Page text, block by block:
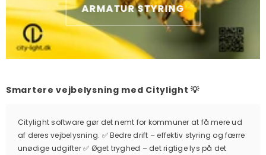
ARMATUR STYRING
Smartere vejbelysning med Citylight 💡
Citylight software gør det nemt for kommuner at få mere ud
af deres vejbelysning. ✅ Bedre drift – effektiv styring og færre
unødige udgifter ✅ Øget tryghed – det rigtige lys på det